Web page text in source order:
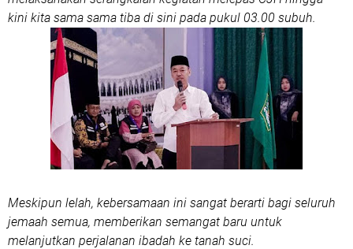
kini kita sama sama tiba di sini pada pukul 03.00 subuh.
Meskipun lelah, kebersamaan ini sangat berarti bagi seluruh
jemaah semua, memberikan semangat baru untuk
melanjutkan perjalanan ibadah ke tanah suci.